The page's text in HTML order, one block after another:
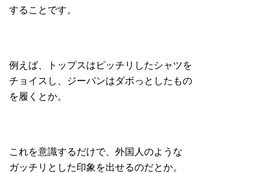
することです。
例えば、トップスはピッチリしたシャツを
チョイスし、ジーパンはダボっとしたもの
を履くとか。
これを意識するだけで、外国人のような
ガッチリとした印象を出せるのだとか。